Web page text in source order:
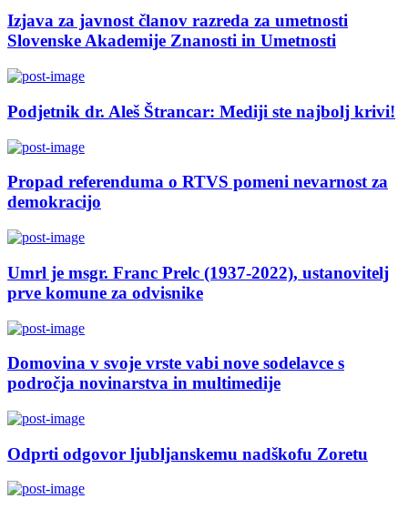
Izjava za javnost članov razreda za umetnosti
Slovenske Akademije Znanosti in Umetnosti
Podjetnik dr. Aleš Štrancar: Mediji ste najbolj krivi!
Propad referenduma o RTVS pomeni nevarnost za
demokracijo
Umrl je msgr. Franc Prelc (1937-2022), ustanovitelj
prve komune za odvisnike
Domovina v svoje vrste vabi nove sodelavce s
področja novinarstva in multimedije
Odprti odgovor ljubljanskemu nadškofu Zoretu